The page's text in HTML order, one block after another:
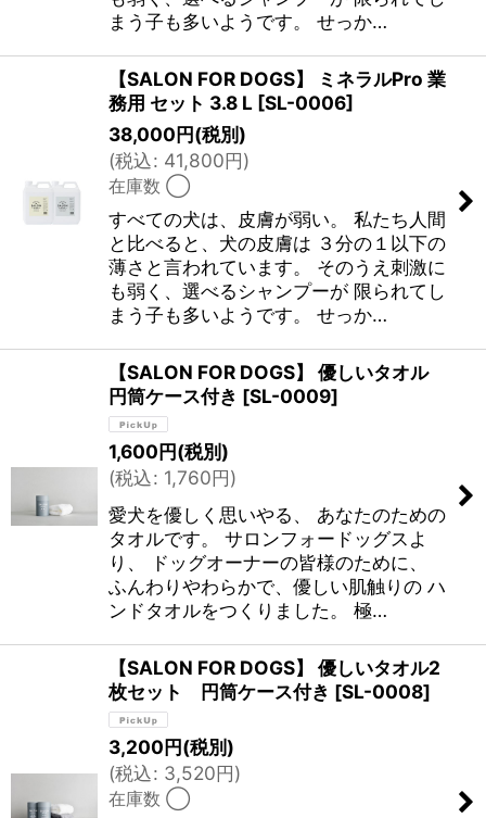
まう子も多いようです。 せっか…
【SALON FOR DOGS】 ミネラルPro 業
務用 セット 3.8 L [SL-0006]
38,000円(税別)
(税込: 41,800円)
在庫数 ◯
すべての犬は、皮膚が弱い。 私たち人間
と比べると、犬の皮膚は ３分の１以下の
薄さと言われています。 そのうえ刺激に
も弱く、選べるシャンプーが 限られてし
まう子も多いようです。 せっか…
【SALON FOR DOGS】 優しいタオル
円筒ケース付き [SL-0009]
1,600円(税別)
(税込: 1,760円)
愛犬を優しく思いやる、 あなたのための
タオルです。 サロンフォードッグスよ
り、 ドッグオーナーの皆様のために、
ふんわりやわらかで、優しい肌触りの ハ
ンドタオルをつくりました。 極…
【SALON FOR DOGS】 優しいタオル2
枚セット 円筒ケース付き [SL-0008]
3,200円(税別)
(税込: 3,520円)
在庫数 ◯